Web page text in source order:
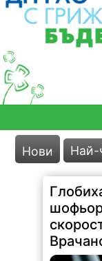
Нови Най-